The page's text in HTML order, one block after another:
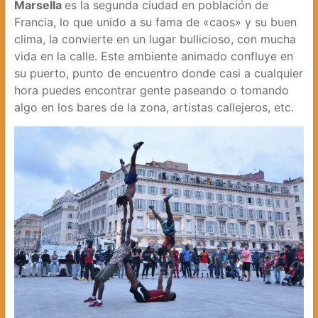
Marsella es la segunda ciudad en población de
Francia, lo que unido a su fama de «caos» y su buen
clima, la convierte en un lugar bullicioso, con mucha
vida en la calle. Este ambiente animado confluye en
su puerto, punto de encuentro donde casi a cualquier
hora puedes encontrar gente paseando o tomando
algo en los bares de la zona, artistas callejeros, etc.